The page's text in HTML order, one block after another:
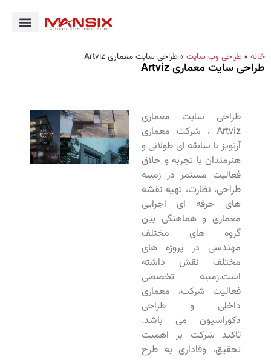
خانه »طراحی وب سایت »طراحی سایت معماری Artviz
طراحی سایت معماری Artviz
طراحی سایت معماری
Artviz ، شرکت معماری
آرتویز با سابقه ای طولانی و
هنرمندان با تجربه و خلاق
فعالیت مستمر در زمینه
طراحی، نظارت، تهیه نقشه
های حرفه ای اجرایی
معماری و هماهنگی بین
گروه های مختلف
مهندسی در پروژه های
مختلف نقش داشته
است.زمینه تخصصی
فعالیت شرکت، معماری
داخلی و طراحی
دکوراسیون می باشد.
تاکید شرکت بر اهمیت
تحقیق، وفاداری به طرح